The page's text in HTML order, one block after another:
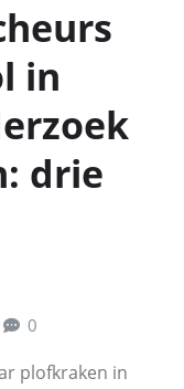
in
drie
0
plofkraken in